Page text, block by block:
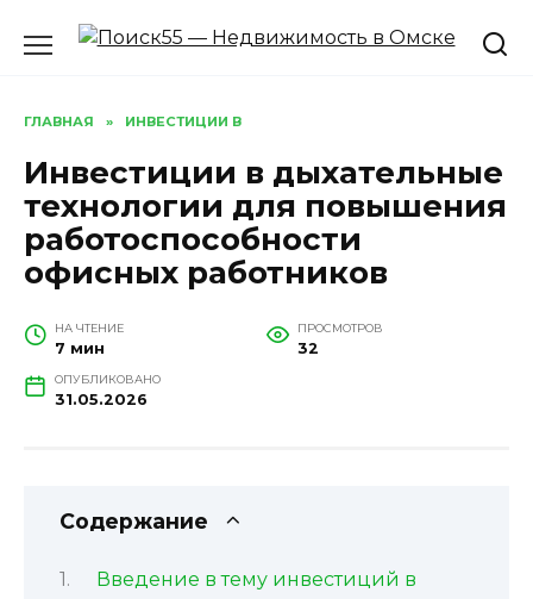
ГЛАВНАЯ » ИНВЕСТИЦИИ В
Инвестиции в дыхательные
технологии для повышения
работоспособности
офисных работников
НА ЧТЕНИЕ
7 мин
ПРОСМОТРОВ
32
ОПУБЛИКОВАНО
31.05.2026
Содержание
Введение в тему инвестиций в